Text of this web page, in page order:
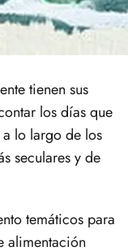
tienen sus
los días que
lo largo de los
seculares y de
temáticos para
alimentación